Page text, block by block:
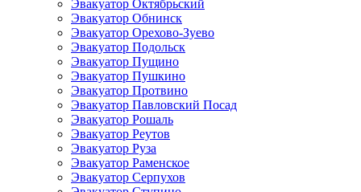
Эвакуатор Октябрьский
Эвакуатор Обнинск
Эвакуатор Орехово-Зуево
Эвакуатор Подольск
Эвакуатор Пущино
Эвакуатор Пушкино
Эвакуатор Протвино
Эвакуатор Павловский Посад
Эвакуатор Рошаль
Эвакуатор Реутов
Эвакуатор Руза
Эвакуатор Раменское
Эвакуатор Серпухов